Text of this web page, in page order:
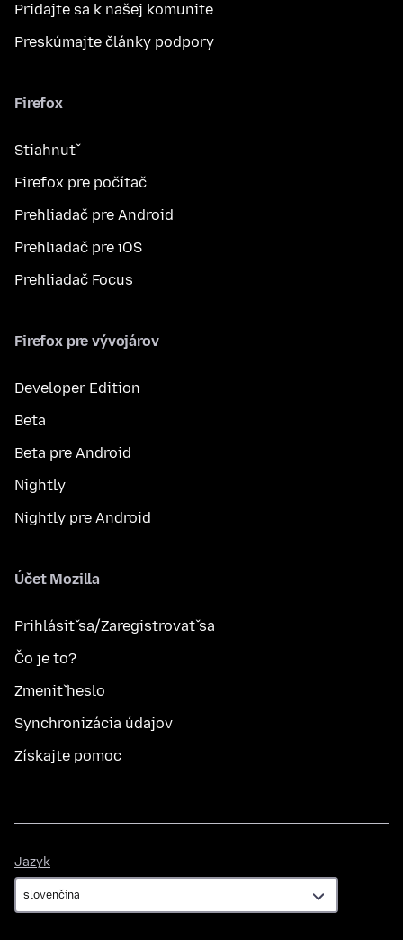
Pridajte sa k našej komunite
Preskúmajte články podpory
Firefox
Stiahnuť
Firefox pre počítač
Prehliadač pre Android
Prehliadač pre iOS
Prehliadač Focus
Firefox pre vývojárov
Developer Edition
Beta
Beta pre Android
Nightly
Nightly pre Android
Účet Mozilla
Prihlásiť sa/Zaregistrovať sa
Čo je to?
Zmeniť heslo
Synchronizácia údajov
Získajte pomoc
Jazyk